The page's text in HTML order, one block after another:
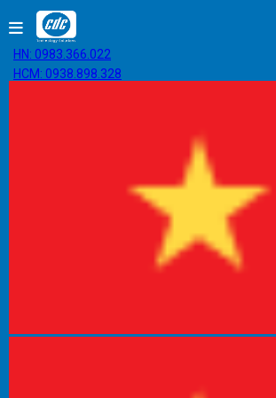
HN: 0983.366.022
HCM: 0938.898.328